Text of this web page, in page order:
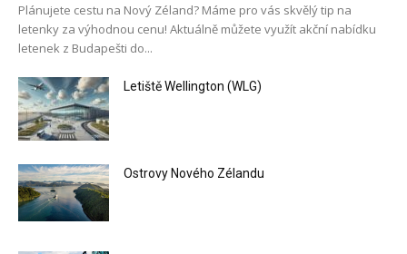
Plánujete cestu na Nový Zéland? Máme pro vás skvělý tip na
letenky za výhodnou cenu! Aktuálně můžete využít akční nabídku
letenek z Budapešti do...
Letiště Wellington (WLG)
Ostrovy Nového Zélandu